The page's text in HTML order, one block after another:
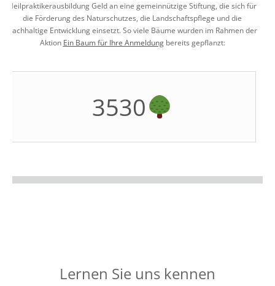
Heilpraktikerausbildung Geld an eine gemeinnützige Stiftung, die sich für
die Förderung des Naturschutzes, die Landschaftspflege und die
nachhaltige Entwicklung einsetzt. So viele Bäume wurden im Rahmen der
Aktion Ein Baum für Ihre Anmeldungbereits gepflanzt:
3530
Lernen Sie uns kennen